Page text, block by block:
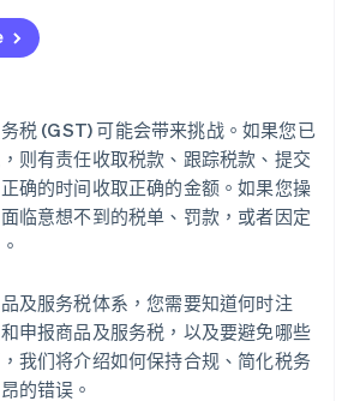
税
申报商品及服务税退税
服务税
税 (GST) 可能会带来挑战。如果您已
则有责任收取税款、跟踪税款、提交
确的时间收取正确的金额。如果您操
临意想不到的税单、罚款，或者因定
及服务税体系，您需要知道何时注
申报商品及服务税，以及要避免哪些
我们将介绍如何保持合规、简化税务
的错误。